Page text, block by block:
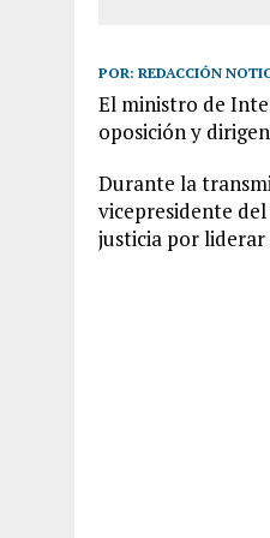
POR: REDACCIÓN
El ministro de
oposición y
Durante la
vicepresidente
justicia por